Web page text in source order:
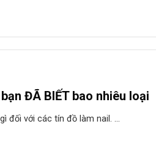
ĐÃ BIẾT bao nhiêu loại
đối với các tín đồ làm nail. ...